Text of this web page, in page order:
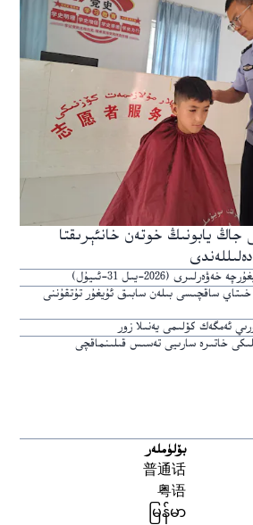
يابونىڭ خوتەن خانئېرىقتا
(2026-يىل 31-ئىيۇل)
خىتاي ساقچىسى بىلەن سابىق ئۇيغۇر تۇتقۇننى
ئەمگەك كۆلىمى يەنىلا زور
خاتىرە سارىيى تەسىس قىلىنماقچى
بۆلۈملەر
普通话
粤语
မြန်မာ